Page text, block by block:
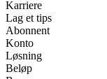
Karriere
Lag et tips
Abonnent
Konto
Løsning
Beløp